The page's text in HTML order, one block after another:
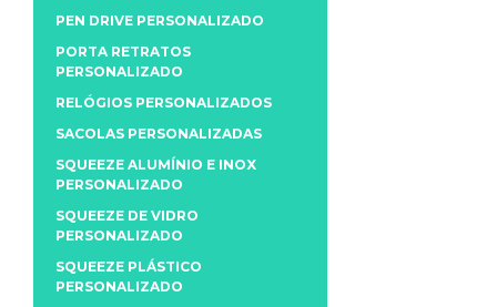
PEN DRIVE PERSONALIZADO
PORTA RETRATOS
PERSONALIZADO
RELÓGIOS PERSONALIZADOS
SACOLAS PERSONALIZADAS
SQUEEZE ALUMÍNIO E INOX
PERSONALIZADO
SQUEEZE DE VIDRO
PERSONALIZADO
SQUEEZE PLÁSTICO
PERSONALIZADO